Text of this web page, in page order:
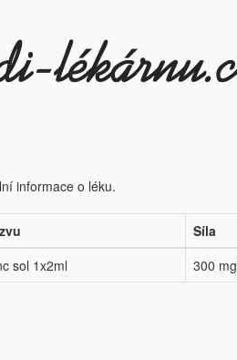
informace o léku.
Síla
sol 1x2ml 300 mg